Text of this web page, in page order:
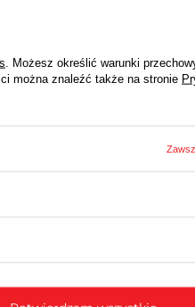
. Możesz określić warunki
można znaleźć także na stronie